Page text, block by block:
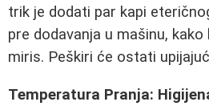
trik je dodati par kapi
pre dodavanja u mašinu,
miris. Peškiri će ostati
Temperatura Pranja: